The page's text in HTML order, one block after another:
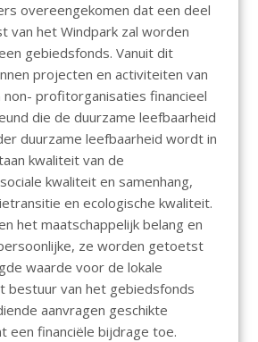
overeengekomen dat een deel
van het Windpark zal worden
gebiedsfonds. Vanuit dit
projecten en activiteiten van
profitorganisaties financieel
die de duurzame leefbaarheid
duurzame leefbaarheid wordt in
kwaliteit van de
kwaliteit en samenhang,
en ecologische kwaliteit.
het maatschappelijk belang en
ze worden getoetst
waarde voor de lokale
bestuur van het gebiedsfonds
aanvragen geschikte
een financiële bijdrage toe.